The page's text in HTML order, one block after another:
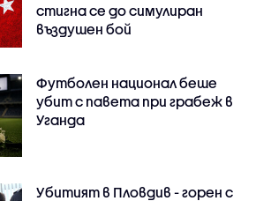
стигна се до симулиран
въздушен бой
Футболен национал беше
убит с павета при грабеж в
Уганда
Убитият в Пловдив - горен с